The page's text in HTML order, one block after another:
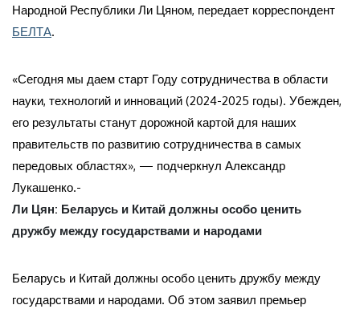
Народной Республики Ли Цяном, передает корреспондент
БЕЛТА.
«Сегодня мы даем старт Году сотрудничества в области
науки, технологий и инноваций (2024-2025 годы). Убежден,
его результаты станут дорожной картой для наших
правительств по развитию сотрудничества в самых
передовых областях», — подчеркнул Александр
Лукашенко.-
Ли Цян: Беларусь и Китай должны особо ценить
дружбу между государствами и народами
Беларусь и Китай должны особо ценить дружбу между
государствами и народами. Об этом заявил премьер